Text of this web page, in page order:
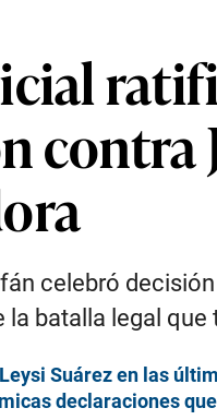
contra
celebró
la batalla legal
Suárez en las
declaraciones